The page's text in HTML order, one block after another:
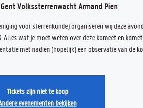
Volkssterrenwacht Armand Pien
voor sterrenkunde) organiseren wij deze
Alles wat je moet weten over deze komeet en
met nadien (hopelijk) een observatie van de
Tickets zijn niet te koop
evenementen bekijken